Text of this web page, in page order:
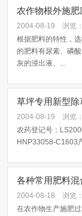
农作物根外施肥
2004-08-19
浏览
根据肥料的特性，
的肥料有尿素、磷
灰的浸出液、...
草坪专用新型
2004-08-19
浏览
农药登记号：
HNP33058-C1603
各种常用肥料
2004-08-18
浏览
在农作物生产施肥